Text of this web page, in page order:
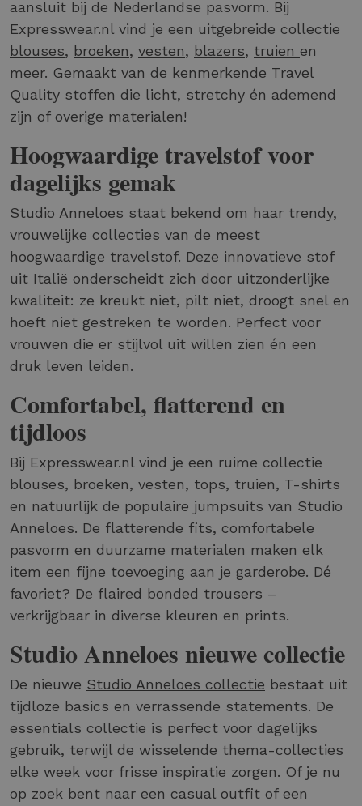
aansluit bij de Nederlandse pasvorm. Bij
Expresswear.nl vind je een uitgebreide collectie
blouses, broeken, vesten, blazers, truien en
meer. Gemaakt van de kenmerkende Travel
Quality stoffen die licht, stretchy én ademend
zijn of overige materialen!
Hoogwaardige travelstof voor
dagelijks gemak
Studio Anneloes staat bekend om haar trendy,
vrouwelijke collecties van de meest
hoogwaardige travelstof. Deze innovatieve stof
uit Italië onderscheidt zich door uitzonderlijke
kwaliteit: ze kreukt niet, pilt niet, droogt snel en
hoeft niet gestreken te worden. Perfect voor
vrouwen die er stijlvol uit willen zien én een
druk leven leiden.
Comfortabel, flatterend en
tijdloos
Bij Expresswear.nl vind je een ruime collectie
blouses, broeken, vesten, tops, truien, T-shirts
en natuurlijk de populaire jumpsuits van Studio
Anneloes. De flatterende fits, comfortabele
pasvorm en duurzame materialen maken elk
item een fijne toevoeging aan je garderobe. Dé
favoriet? De flaired bonded trousers –
verkrijgbaar in diverse kleuren en prints.
Studio Anneloes nieuwe collectie
De nieuwe Studio Anneloes collectie bestaat uit
tijdloze basics en verrassende statements. De
essentials collectie is perfect voor dagelijks
gebruik, terwijl de wisselende thema-collecties
elke week voor frisse inspiratie zorgen. Of je nu
op zoek bent naar een casual outfit of een